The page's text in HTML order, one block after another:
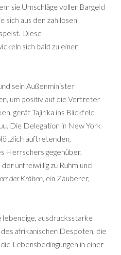
sie Umschläge voller Bargeld
sich aus den zahllosen
Diese
sich bald zu einer
sein Außenminister
um positiv auf die Vertreter
gerät Tajirika ins Blickfeld
Die Delegation in New York
auftretenden,
Herrschers gegenüber.
unfreiwillig zu Ruhm und
der Krähen, ein Zauberer,
lebendige, ausdrucksstarke
afrikanischen Despoten, die
Lebensbedingungen in einer